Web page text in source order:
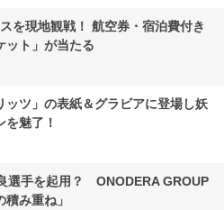
を現地観戦！ 航空券・宿泊費付き
ット」が当たる
ッツ」の表紙＆グラビアに登場し妖
魅了！
選手を起用？ ONODERA GROUP
み重ね」